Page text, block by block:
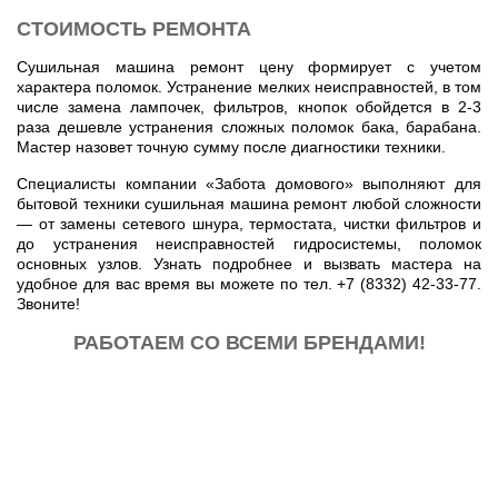
СТОИМОСТЬ РЕМОНТА
Сушильная машина ремонт цену формирует с учетом
характера поломок. Устранение мелких неисправностей, в том
числе замена лампочек, фильтров, кнопок обойдется в 2-3
раза дешевле устранения сложных поломок бака, барабана.
Мастер назовет точную сумму после диагностики техники.
Специалисты компании «Забота домового» выполняют для
бытовой техники сушильная машина ремонт любой сложности
— от замены сетевого шнура, термостата, чистки фильтров и
до устранения неисправностей гидросистемы, поломок
основных узлов. Узнать подробнее и вызвать мастера на
удобное для вас время вы можете по тел. +7 (8332) 42-33-77.
Звоните!
РАБОТАЕМ СО ВСЕМИ БРЕНДАМИ!